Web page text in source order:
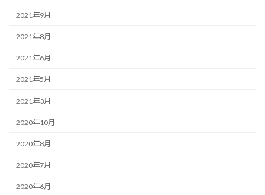
2021年9月
2021年8月
2021年6月
2021年5月
2021年3月
2020年10月
2020年8月
2020年7月
2020年6月